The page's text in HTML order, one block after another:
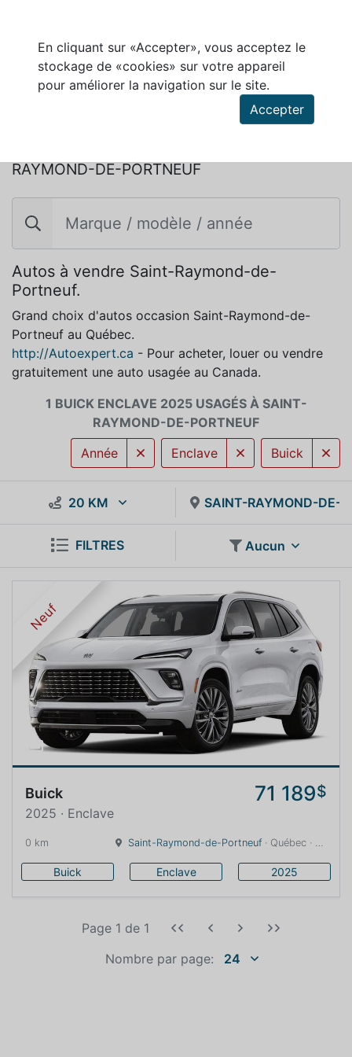
En cliquant sur «Accepter», vous acceptez le
stockage de «cookies» sur votre appareil
pour améliorer la navigation sur le site.
Accepter
RAYMOND-DE-PORTNEUF
Autos à vendre Saint-Raymond-de-
Portneuf.
Grand choix d'autos occasion Saint-Raymond-de-
Portneuf au Québec.
http://Autoexpert.ca - Pour acheter, louer ou vendre
gratuitement une auto usagée au Canada.
1 BUICK ENCLAVE 2025 USAGÉS À SAINT-
RAYMOND-DE-PORTNEUF
Buick
Enclave
Année
20 KM SAINT-RAYMOND-DE-
FILTRES Aucun
Neuf
Buick 71 189$
2025 · Enclave
0 km Saint-Raymond-de-Portneuf · Québec · 0 km
Buick Enclave 2025
Nombre par page: 24
Page 1 de 1